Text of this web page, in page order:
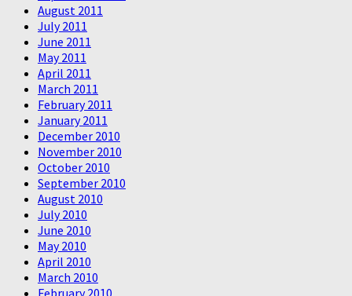
August 2011
July 2011
June 2011
May 2011
April 2011
March 2011
February 2011
January 2011
December 2010
November 2010
October 2010
September 2010
August 2010
July 2010
June 2010
May 2010
April 2010
March 2010
February 2010